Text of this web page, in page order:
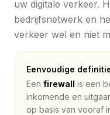
uw digitale verkeer.
bedrijfsnetwerk en
verkeer wel en niet
Eenvoudige
Een firewall is een
inkomende en
op basis van vooraf